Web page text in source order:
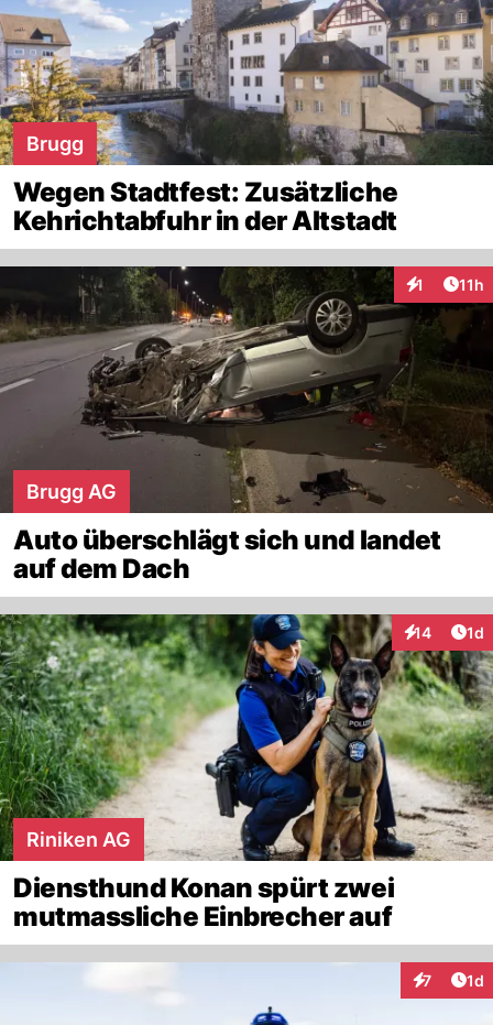
Brugg
Wegen Stadtfest: Zusätzliche
Kehrichtabfuhr in der Altstadt
1 11h
Brugg AG
Auto überschlägt sich und landet
auf dem Dach
14 1d
Riniken AG
Diensthund Konan spürt zwei
mutmassliche Einbrecher auf
7 1d